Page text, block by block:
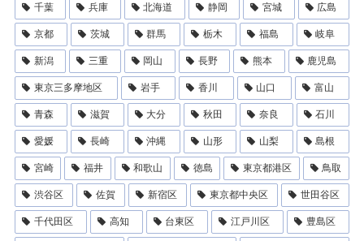
千葉 兵庫 北海道 静岡 宮城 広島
京都 茨城 群馬 栃木 福島 岐阜
新潟 三重 岡山 長野 熊本 鹿児島
東京三多摩地区 岩手 香川 山口 富山
青森 滋賀 大分 秋田 奈良 石川
愛媛 長崎 沖縄 山形 山梨 島根
宮崎 福井 和歌山 徳島 東京都港区 鳥取
渋谷区 佐賀 新宿区 東京都中央区 世田谷区
千代田区 高知 台東区 江戸川区 豊島区